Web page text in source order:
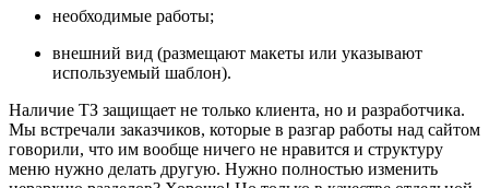
необходимые работы;
внешний вид (размещают макеты или указывают
используемый шаблон).
Наличие ТЗ защищает не только клиента, но и разработчика.
Мы встречали заказчиков, которые в разгар работы над сайтом
говорили, что им вообще ничего не нравится и структуру
меню нужно делать другую. Нужно полностью изменить